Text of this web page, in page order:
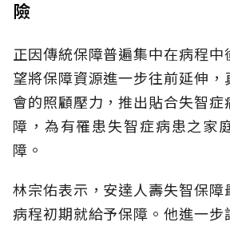
險
正因傳統保障普遍集中在病程
望將保障資源進一步往前延伸，
會的照顧壓力，推出貼合失智
障，為有罹患失智症病患之家
障。
林宗佑表示，安達人壽失智保障
病程初期就給予保障。他進一